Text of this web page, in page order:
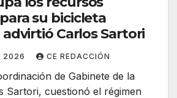
su bicicleta
Carlos Sartori
2026 CE REDACCIÓN
de Gabinete de la
Sartori, cuestionó el régimen